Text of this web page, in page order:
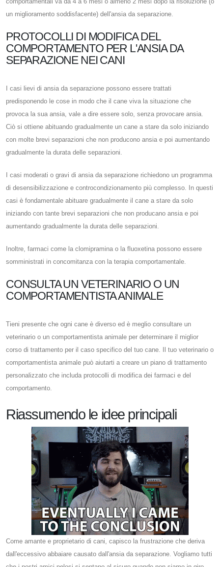
un miglioramento soddisfacente) dell'ansia da separazione.
PROTOCOLLI DI MODIFICA DEL
COMPORTAMENTO PER L'ANSIA DA
SEPARAZIONE NEI CANI
I casi lievi di ansia da separazione possono essere trattati
predisponendo le cose in modo che il cane viva la situazione che
provoca la sua ansia, vale a dire essere solo, senza provocare ansia.
Ciò si ottiene abituando gradualmente un cane a stare da solo iniziando
con molte brevi separazioni che non producono ansia e poi aumentando
gradualmente la durata delle separazioni.
I casi moderati o gravi di ansia da separazione richiedono un programma
di desensibilizzazione e controcondizionamento più complesso. In questi
casi è fondamentale abituare gradualmente il cane a stare da solo
iniziando con tante brevi separazioni che non producano ansia e poi
aumentando gradualmente la durata delle separazioni.
Inoltre, farmaci come la clomipramina o la fluoxetina possono essere
somministrati in concomitanza con la terapia comportamentale.
CONSULTA UN VETERINARIO O UN
COMPORTAMENTISTA ANIMALE
Tieni presente che ogni cane è diverso ed è meglio consultare un
veterinario o un comportamentista animale per determinare il miglior
corso di trattamento per il caso specifico del tuo cane. Il tuo veterinario o
comportamentista animale può aiutarti a creare un piano di trattamento
personalizzato che includa protocolli di modifica dei farmaci e del
comportamento.
Riassumendo le idee principali
Come amante e proprietario di cani, capisco la frustrazione che deriva
dall'eccessivo abbaiare causato dall'ansia da separazione. Vogliamo tutti